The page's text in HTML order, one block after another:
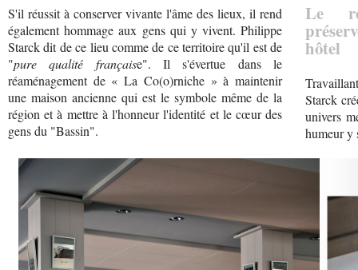
S'il réussit à conserver vivante l'âme des lieux, il rend
également hommage aux gens qui y vivent. Philippe
Starck dit de ce lieu comme de ce territoire qu'il est de
"pure qualité française". Il s'évertue dans le
réaménagement de « La Co(o)rniche » à maintenir
une maison ancienne qui est le symbole même de la
région et à mettre à l'honneur l'identité et le cœur des
gens du "Bassin".
Le
hôtel
Starck
univers
humeur y